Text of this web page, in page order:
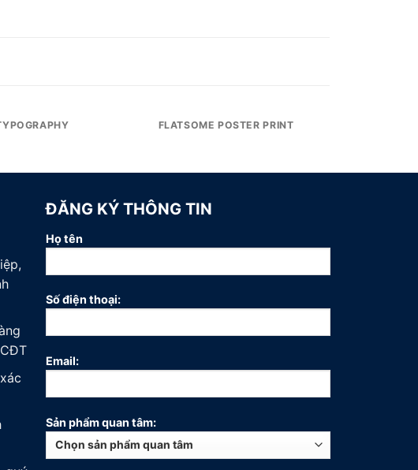
FLATSOME POSTER PRINT
ĐĂNG KÝ THÔNG TIN
Họ tên
Số điện thoại:
Email:
Sản phẩm quan tâm: